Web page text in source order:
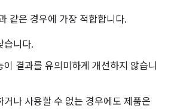
같은 경우에 가장 적합합니다.
습니다.
이 결과를 유의미하게 개선하지 않습니
거나 사용할 수 없는 경우에도 제품은